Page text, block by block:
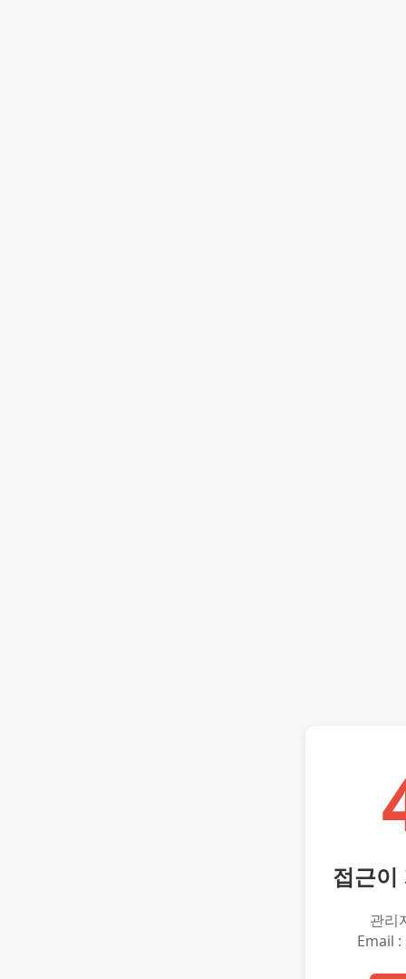
접근이
관리
Email